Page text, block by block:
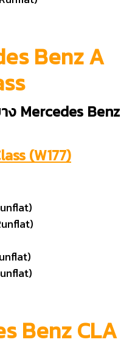
Benz A
Mercedes Benz
(W177)
Benz CLA